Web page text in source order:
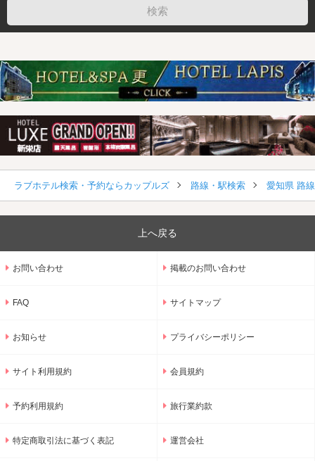
ラブホテル検索・予約ならカップルズ 路線・駅検索 愛知県 路
上へ戻る
お問い合わせ 掲載のお問い合わせ
FAQ サイトマップ
お知らせ プライバシーポリシー
サイト利用規約 会員規約
予約利用規約 旅行業約款
特定商取引法に基づく表記 運営会社